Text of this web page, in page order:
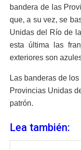
bandera de las
que, a su vez, se
Unidas del Río de
esta última las
exteriores son
Las banderas de
Provincias Unidas
patrón.
Lea también: